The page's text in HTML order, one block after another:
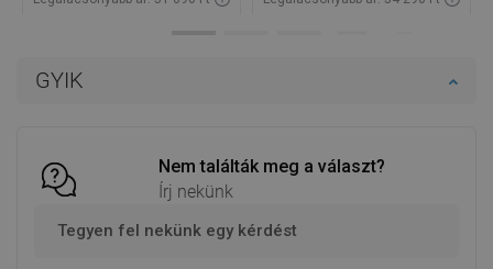
GYIK
Nem találták meg a választ?
Írj nekünk
Tegyen fel nekünk egy kérdést